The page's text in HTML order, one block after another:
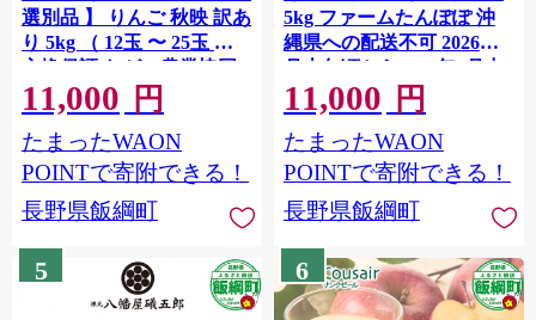
選別品 】 りんご 秋映 訳あ
り 5kg （ 12玉 〜 25玉 ）
交換保証 ながの農業協同
組合 2026年10月上旬頃か
ら2026年10月下旬頃まで順
次発送予定 令和8年度収穫
分 傷 不揃い リンゴ 林檎
約 長野県 飯綱町 [1202]
11,000 円
たまったWAON
POINTで寄附できる！
長野県飯綱町
5kg ファームたんぽぽ 沖
縄県への配送不可 2026年9
月上旬頃から2025年9月中
旬頃まで順次発送予定 令
和8年度収穫分 信州 果物
フルーツ リンゴ 林檎 長野
予約 農家直送 長野県 飯綱
11,000 円
たまったWAON
POINTで寄附できる！
長野県飯綱町
5 6